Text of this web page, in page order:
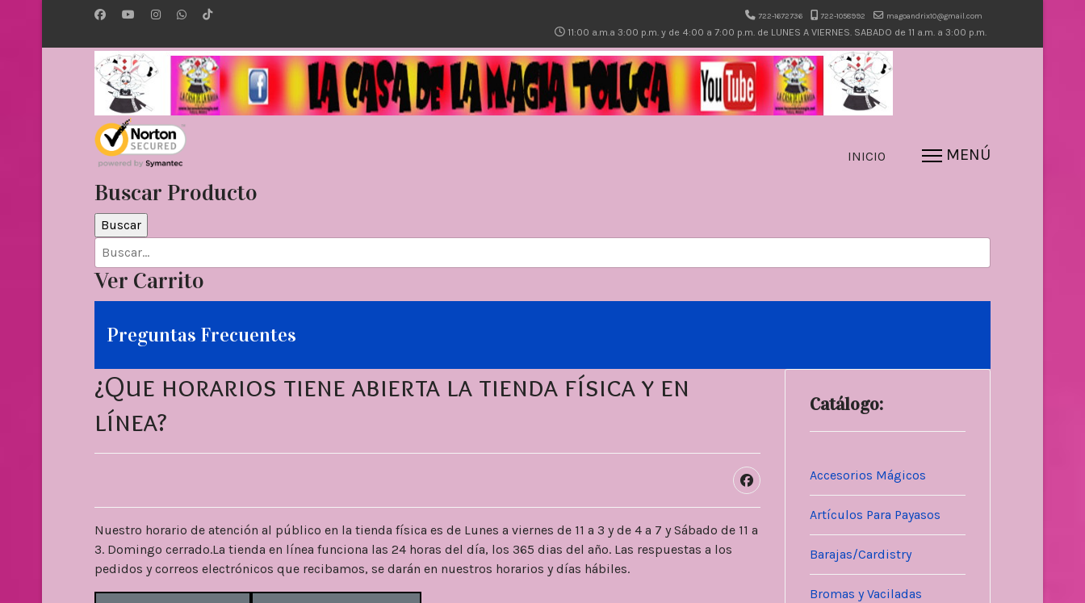
722-1672736 722-1058992 magoandrix10@gmail.com
11:00 a.m.a 3:00 p.m. y de 4:00 a 7:00 p.m. de LUNES A VIERNES. SABADO de 11 a.m. a 3:00 p.m.
INICIO
Buscar Producto
Ver Carrito
Preguntas Frecuentes
¿Que horarios tiene abierta la tienda física y en
línea?
Nuestro horario de atención al público en la tienda física es de Lunes a viernes de 11 a 3 y de 4 a 7 y Sábado de 11 a
3. Domingo cerrado.La tienda en línea funciona las 24 horas del día, los 365 dias del año. Las respuestas a los
pedidos y correos electrónicos que recibamos, se darán en nuestros horarios y días hábiles.
Catálogo:
Accesorios Mágicos
Artículos Para Payasos
Barajas/Cardistry
Bromas y Vaciladas